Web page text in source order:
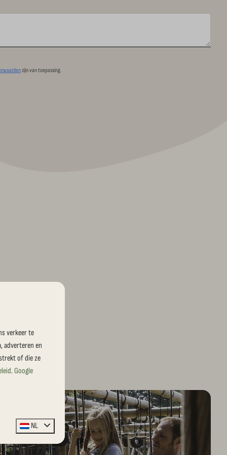
zijn van toepassing.
verkeer te
adverteren en
of die ze
.Google
NL